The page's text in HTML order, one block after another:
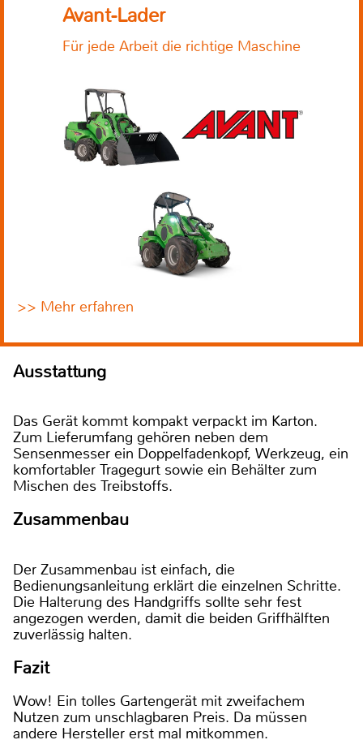
Avant-Lader
Für jede Arbeit die richtige Maschine
>> Mehr erfahren
Ausstattung
Das Gerät kommt kompakt verpackt im Karton.
Zum Lieferumfang gehören neben dem
Sensenmesser ein Doppelfadenkopf, Werkzeug, ein
komfortabler Tragegurt sowie ein Behälter zum
Mischen des Treibstoffs.
Zusammenbau
Der Zusammenbau ist einfach, die
Bedienungsanleitung erklärt die einzelnen Schritte.
Die Halterung des Handgriffs sollte sehr fest
angezogen werden, damit die beiden Griffhälften
zuverlässig halten.
Fazit
Wow! Ein tolles Gartengerät mit zweifachem
Nutzen zum unschlagbaren Preis. Da müssen
andere Hersteller erst mal mitkommen.